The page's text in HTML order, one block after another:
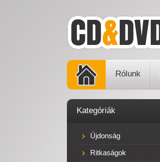
Rólunk
Kategóriák
Újdonság
Ritkaságok